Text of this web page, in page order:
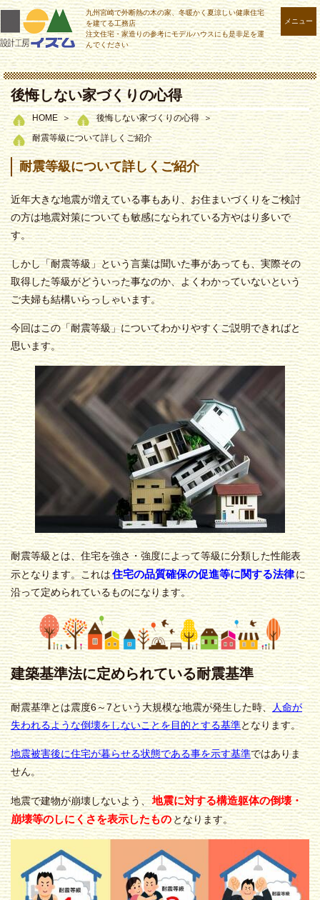
メニュー
九州宮崎で外断熱の木の家、冬暖かく夏涼しい健康住宅
を建てる工務店
注文住宅・家造りの参考にモデルハウスにも是非足を運
んでください
後悔しない家づくりの心得
HOME
後悔しない家づくりの心得
耐震等級について詳しくご紹介
耐震等級について詳しくご紹介
近年大きな地震が増えている事もあり、お住まいづくりをご検討
の方は地震対策についても敏感になられている方やはり多いで
す。
しかし「耐震等級」という言葉は聞いた事があっても、実際その
取得した等級がどういった事なのか、よくわかっていないという
ご夫婦も結構いらっしゃいます。
今回はこの「耐震等級」についてわかりやすくご説明できればと
思います。
耐震等級とは、住宅を強さ・強度によって等級に分類した性能表
示となります。これは住宅の品質確保の促進等に関する法律に
沿って定められているものになります。
建築基準法に定められている耐震基準
耐震基準とは震度6～7という大規模な地震が発生した時、人命が
失われるような倒壊をしないことを目的とする基準となります。
地震被害後に住宅が暮らせる状態である事を示す基準ではありま
せん。
地震で建物が崩壊しないよう、地震に対する構造躯体の倒壊・
崩壊等のしにくさを表示したものとなります。